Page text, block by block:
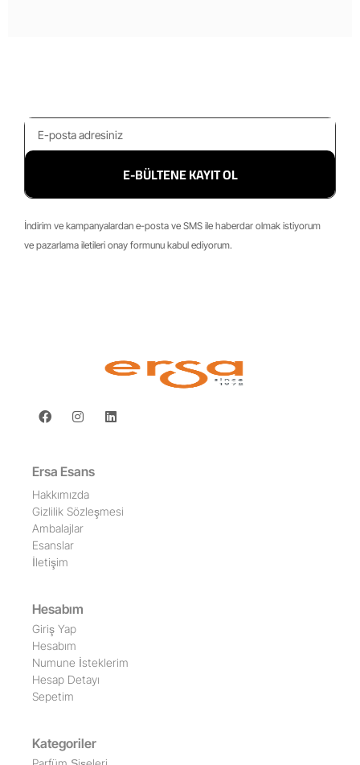
E-BÜLTENE KAYIT OL
İndirim ve kampanyalardan e-posta ve SMS ile haberdar olmak istiyorum
ve pazarlama iletileri onay formunu kabul ediyorum.
Ersa Esans
Hakkımızda
Gizlilik Sözleşmesi
Ambalajlar
Esanslar
İletişim
Hesabım
Giriş Yap
Hesabım
Numune İsteklerim
Hesap Detayı
Sepetim
Kategoriler